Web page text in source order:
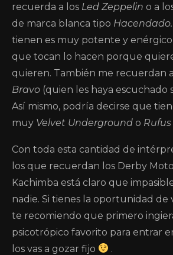
recuerda a los Led Zeppelin o a
de marca blanca tipo Hacendado.
tienen es muy potente y
que tocan lo hacen porque
quieren. También me recuerdan
Bravo (quien les haya escuchado
Así mismo, podría decirse que
muy Velvet Underground o Rufus
Con toda esta cantidad de
los que recuerdan los Derby
Kachimba está claro que
nadie. Si tienes la oportunidad de
te recomiendo que primero
psicotrópico favorito para entrar
los vas a gozar fijo
.